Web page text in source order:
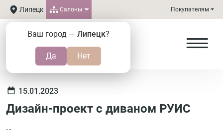
Липецк
Ваш город — Липецк?
Салоны Покупателям
15.01.2023
Дизайн-проект с диваном РУИС